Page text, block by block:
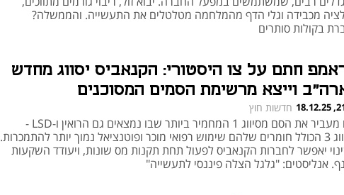
מכבידה וגלי הדף מהמלחמה מטלטלים את התעשייה. והממשלה?
בקולות סותרים
חתם על צו היסטורי: הקנאביס יסווג מחדש
וייצא מרשימת הסמים המסוכנים
חדשות חוץ
הצו מעביר את הסם מסיווג 1 המחמיר ביותר שבו נמצאים גם הרואין ו-LSD -
לסיווג 3 הכולל חומרים שלהם שימוש רפואי מוכר ופוטנציאל נמוך יותר להתמכרות.
יאפשר לחברות הקנאביס לפעול תחת תקנות מס שונות, ויעודד השקעות
אנליסטים: "גלגל הצלה פיננסי לתעשייה"